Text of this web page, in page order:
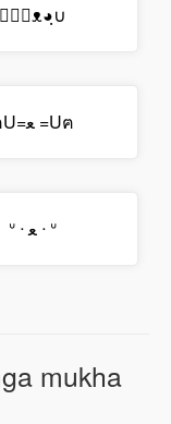
∪◕ฺᴥ◕ฺ∪
ฅU=ﻌ =Uฅ
ᐡ ᐧ ﻌ ᐧ ᐡ
mukha